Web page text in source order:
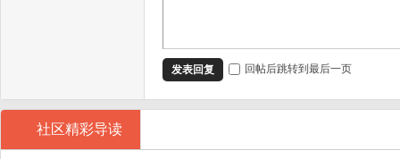
发表回复 回帖后跳转到最后一页
社区精彩导读